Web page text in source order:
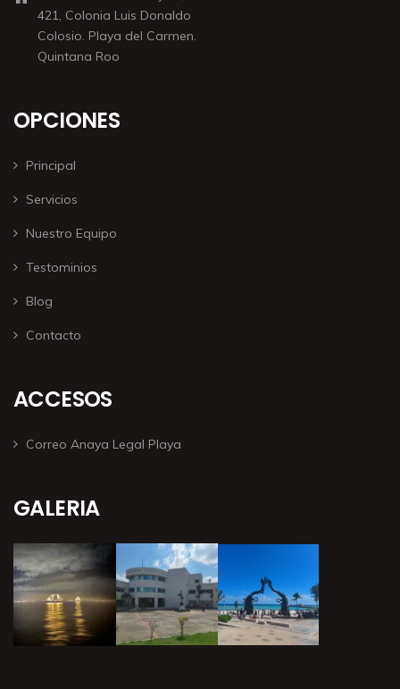
421, Colonia Luis Donaldo
Colosio. Playa del Carmen.
Quintana Roo
OPCIONES
Principal
Servicios
Nuestro Equipo
Testominios
Blog
Contacto
ACCESOS
Correo Anaya Legal Playa
GALERIA